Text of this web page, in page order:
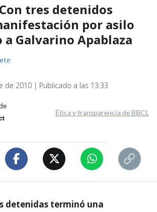
tres detenidos
por asilo
Galvarino Apablaza
de 2010 | Publicado a las 13:33
Ética y transparencia de BBCL
detenidas terminó una